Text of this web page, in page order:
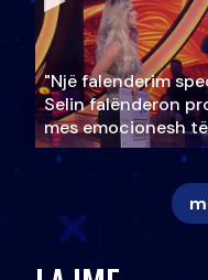
"Një falenderim
Selin falënderon
mes emocionesh